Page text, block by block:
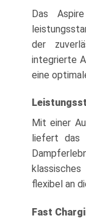
Das
der
integrierte
eine
Mit einer
liefert das
flexibel an
Fast